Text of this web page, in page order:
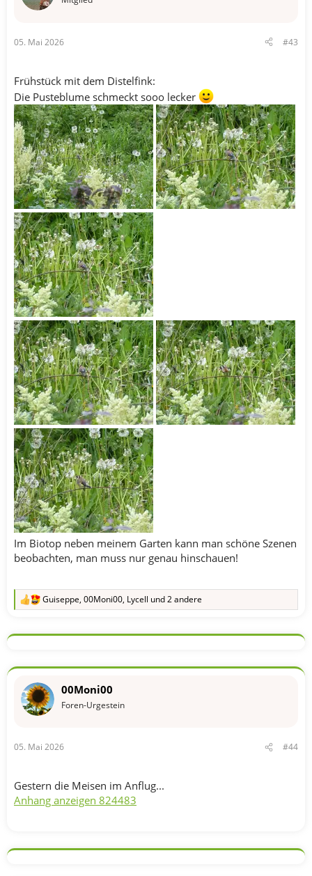
:
05. Mai 2026 #43
Frühstück mit dem Distelfink:
Die Pusteblume schmeckt sooo lecker
Im Biotop neben meinem Garten kann man schöne Szenen
beobachten, man muss nur genau hinschauen!
R
k
o
e
n
Guiseppe, 00Moni00, Lycell und 2 andere
00Moni00
Foren-Urgestein
05. Mai 2026 #44
Gestern die Meisen im Anflug...
Anhang anzeigen 824483